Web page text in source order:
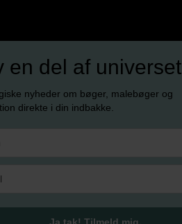
en del af universet
nyheder om bøger, malebøger og
direkte i din indbakke.